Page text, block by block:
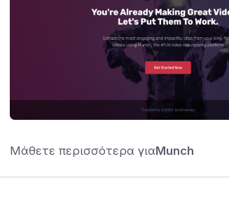
Μάθετε περισσότερα γιαMunch